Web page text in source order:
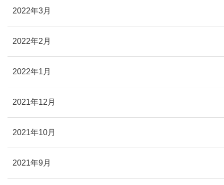
2022年3月
2022年2月
2022年1月
2021年12月
2021年10月
2021年9月